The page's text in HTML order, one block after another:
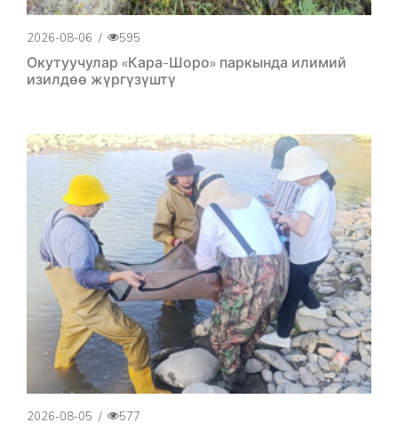
2026-08-06 / 595
Окутуучулар «Кара-Шоро» паркында илимий
изилдөө жүргүзүштү
2026-08-05 / 577